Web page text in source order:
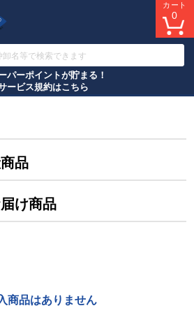
カート
0
パーポイントが貯まる！
ービス規約はこちら
品
け商品
商品はありません